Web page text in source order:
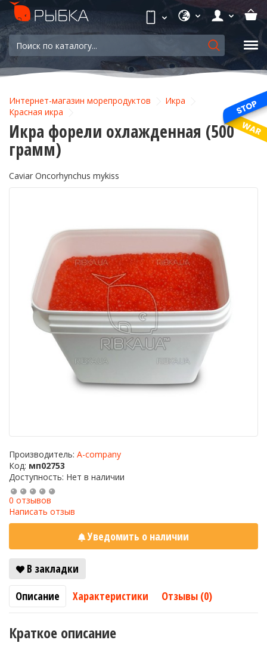
Интернет-магазин морепродуктов
Икра
Красная икра
Икра форели охлажденная (500
грамм)
Caviar Oncorhynchus mykiss
Производитель: A-company
Код: мп02753
Доступность: Нет в наличии
0 отзывов
Написать отзыв
Уведомить о наличии
В закладки
Описание
Характеристики Отзывы (0)
Краткое описание